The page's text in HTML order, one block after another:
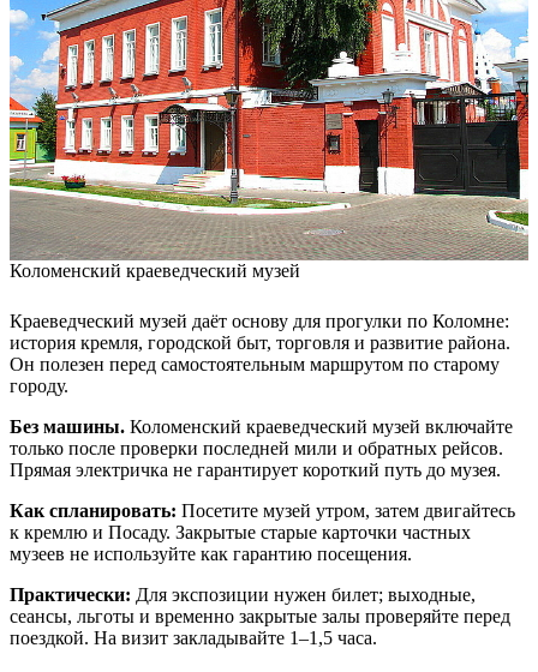
Коломенский краеведческий музей
Краеведческий музей даёт основу для прогулки по Коломне:
история кремля, городской быт, торговля и развитие района.
Он полезен перед самостоятельным маршрутом по старому
городу.
Без машины. Коломенский краеведческий музей включайте
только после проверки последней мили и обратных рейсов.
Прямая электричка не гарантирует короткий путь до музея.
Как спланировать: Посетите музей утром, затем двигайтесь
к кремлю и Посаду. Закрытые старые карточки частных
музеев не используйте как гарантию посещения.
Практически: Для экспозиции нужен билет; выходные,
сеансы, льготы и временно закрытые залы проверяйте перед
поездкой. На визит закладывайте 1–1,5 часа.